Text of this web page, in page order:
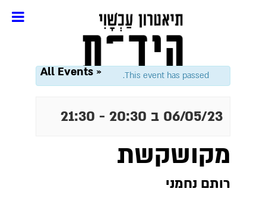
« All Events This event has passed.
06/05/23 ב 20:30 -
21:30
מקושקשת
רותם נחמני